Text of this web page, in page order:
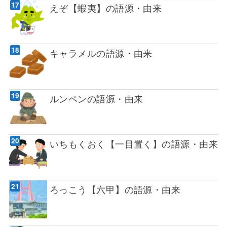
えぞ【蝦夷】の語源・由来
キャラメルの語源・由来
ルンペンの語源・由来
いちもくおく【一目置く】の語源・由来
ろっこう【六甲】の語源・由来